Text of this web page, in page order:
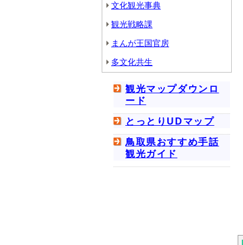
文化観光事典
観光戦略課
まんが王国官房
多文化共生
観光マップダウンロ
ード
とっとりUDマップ
鳥取県おすすめ手話
観光ガイド